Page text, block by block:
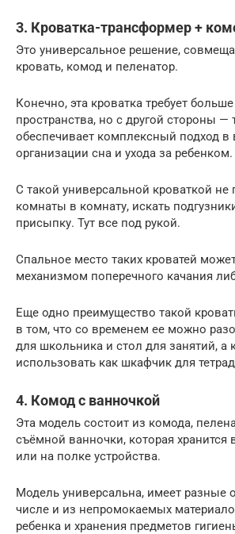
3. Кроватка-трансформер +
Это универсальное решение,
кровать, комод и пеленатор.
Конечно, эта кроватка требует
пространства, но с другой стороны —
обеспечивает комплексный подход в
организации сна и ухода за ребенком.
С такой универсальной кроваткой не
комнаты в комнату, искать
присыпку. Тут все под рукой.
Спальное место таких кроватей
механизмом поперечного качания
Еще одно преимущество такой
в том, что со временем ее можно
для школьника и стол для занятий, а
использовать как шкафчик для
4. Комод с ванночкой
Эта модель состоит из комода,
съёмной ванночки, которая хранится
или на полке устройства.
Модель универсальна, имеет разные
числе и из непромокаемых
ребенка и хранения предметов